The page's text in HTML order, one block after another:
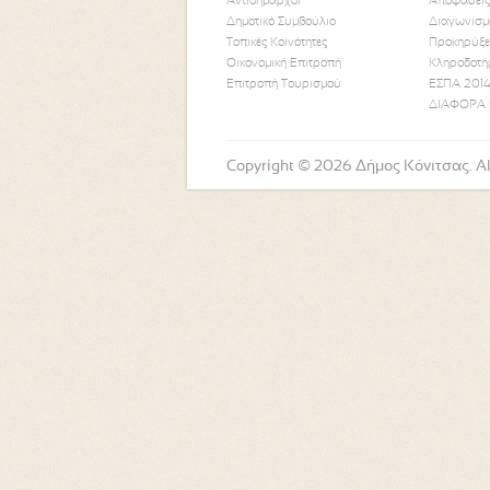
Δημοτικό Συμβούλιο
Τοπικές Κοινότητες
Οικονομική Επιτροπή
Επιτροπή Τουρισμού
ΕΣΠΑ
ΔΙΑΦΟΡΑ
Copyright © 2026 Δήμος Κόνιτσας.